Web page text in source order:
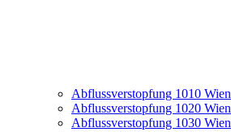
Abflussverstopfung 1010 Wien
Abflussverstopfung 1020 Wien
Abflussverstopfung 1030 Wien